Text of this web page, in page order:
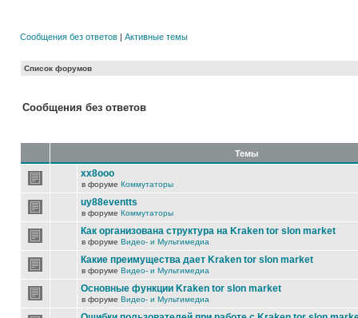
Сообщения без ответов | Активные темы
Список форумов
Сообщения без ответов
Темы
xx8ooo
в форуме Коммутаторы
uy88eventts
в форуме Коммутаторы
Как организована структура на Kraken tor slon market
в форуме Видео- и Мультимедиа
Какие преимущества дает Kraken tor slon market
в форуме Видео- и Мультимедиа
Основные функции Kraken tor slon market
в форуме Видео- и Мультимедиа